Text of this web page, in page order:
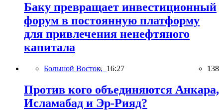
Баку превращает инвестиционный
форум в постоянную платформу
для привлечения ненефтяного
капитала
Большой Восток, 16:27 138
Против кого объединяются Анкара,
Исламабад и Эр-Рияд?